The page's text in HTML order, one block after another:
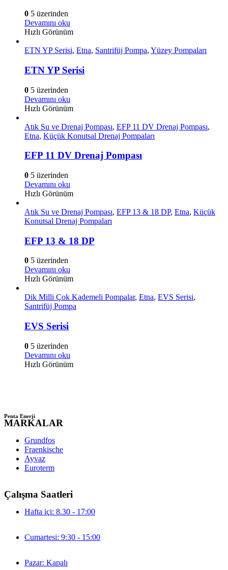
0 5 üzerinden
Devamını oku
Hızlı Görünüm
ETN YP Serisi, Etna, Santrifüj Pompa, Yüzey Pompaları
ETN YP Serisi
0 5 üzerinden
Devamını oku
Hızlı Görünüm
Atık Su ve Drenaj Pompası, EFP 11 DV Drenaj Pompası,
Etna, Küçük Konutsal Drenaj Pompaları
EFP 11 DV Drenaj Pompası
0 5 üzerinden
Devamını oku
Hızlı Görünüm
Atık Su ve Drenaj Pompası, EFP 13 & 18 DP, Etna, Küçük
Konutsal Drenaj Pompaları
EFP 13 & 18 DP
0 5 üzerinden
Devamını oku
Hızlı Görünüm
Dik Milli Çok Kademeli Pompalar, Etna, EVS Serisi,
Santrifüj Pompa
EVS Serisi
0 5 üzerinden
Devamını oku
Hızlı Görünüm
Penta Enerji
MARKALAR
Grundfos
Fraenkische
Ayvaz
Euroterm
Çalışma Saatleri
Hafta içi: 8.30 - 17:00
Cumartesi: 9:30 - 15:00
Pazar: Kapalı